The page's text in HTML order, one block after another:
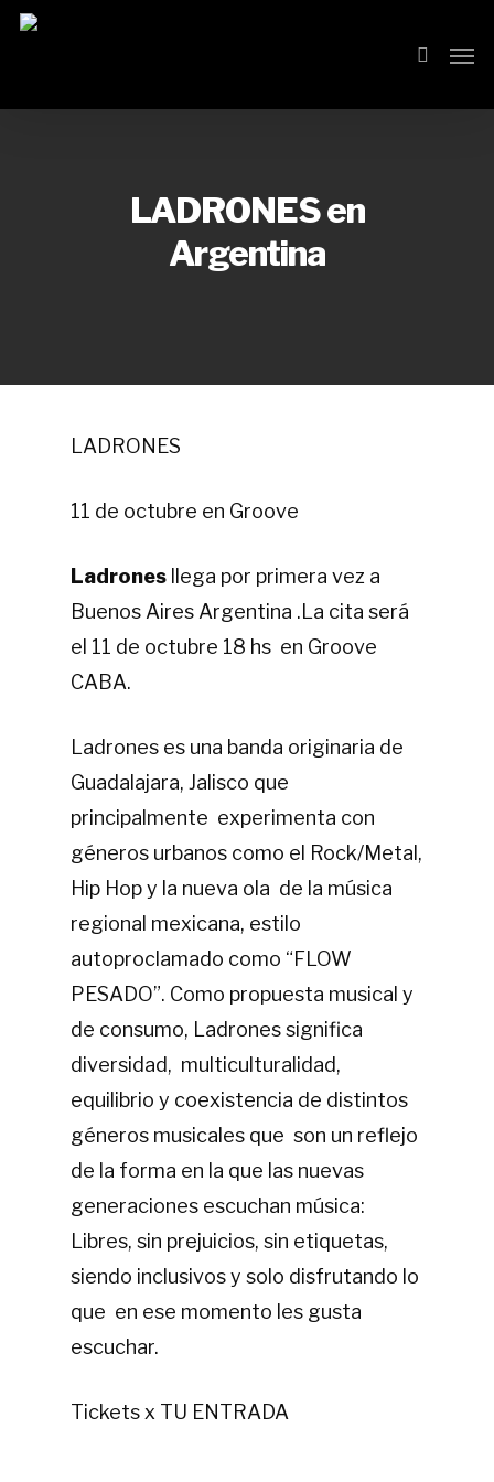
Skip
search
LADRONES en
Argentina
LADRONES
11 de octubre en Groove
Ladrones llega por primera vez a
Buenos Aires Argentina .La cita será
el 11 de octubre 18 hs en Groove
CABA.
Ladrones es una banda originaria de
Guadalajara, Jalisco que
principalmente experimenta con
géneros urbanos como el Rock/Metal,
Hip Hop y la nueva ola de la música
regional mexicana, estilo
autoproclamado como “FLOW
PESADO”. Como propuesta musical y
de consumo, Ladrones significa
diversidad, multiculturalidad,
equilibrio y coexistencia de distintos
géneros musicales que son un reflejo
de la forma en la que las nuevas
generaciones escuchan música:
Libres, sin prejuicios, sin etiquetas,
siendo inclusivos y solo disfrutando lo
que en ese momento les gusta
escuchar.
Tickets x TU ENTRADA